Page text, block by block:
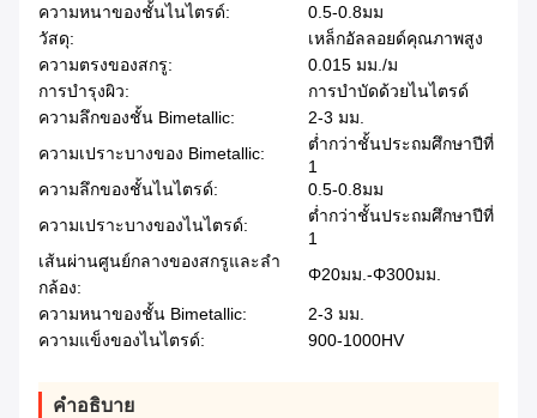
ความหนาของชั้นไนไตรด์:
0.5-0.8มม
วัสดุ:
เหล็กอัลลอยด์คุณภาพสูง
ความตรงของสกรู:
0.015 มม./ม
การบํารุงผิว:
การบำบัดด้วยไนไตรด์
ความลึกของชั้น Bimetallic:
2-3 มม.
ความเปราะบางของ Bimetallic:
ต่ำกว่าชั้นประถมศึกษาปีที่
1
ความลึกของชั้นไนไตรด์:
0.5-0.8มม
ความเปราะบางของไนไตรด์:
ต่ำกว่าชั้นประถมศึกษาปีที่
1
เส้นผ่านศูนย์กลางของสกรูและลำ
กล้อง:
Φ20มม.-Φ300มม.
ความหนาของชั้น Bimetallic:
2-3 มม.
ความแข็งของไนไตรด์:
900-1000HV
คําอธิบาย